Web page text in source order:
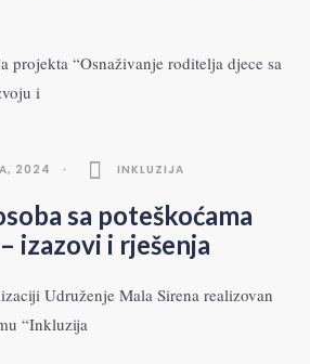
projekta “Osnaživanje roditelja djece sa
i
2024 • INKLUZIJA
sa poteškoćama
izazovi i rješenja
Udruženje Mala Sirena realizovan
“Inkluzija